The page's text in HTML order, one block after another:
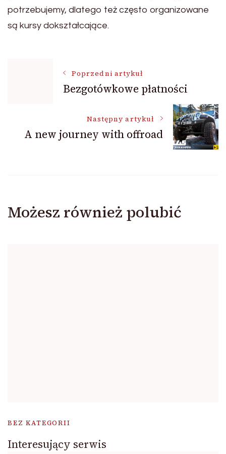
potrzebujemy, dlatego też często organizowane
są kursy dokształcające.
NawigacjaPoprzedni artykuł
Bezgotówkowe płatności
Następny artykuł
A new journey with offroad
Możesz również polubić
BEZ KATEGORII
Interesujący serwis